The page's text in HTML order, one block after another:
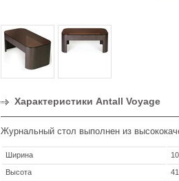
Характеристики Antall Voyage
Журнальный стол выполнен из
Ширина
Высота